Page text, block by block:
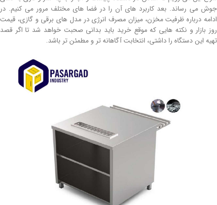
جوش می رساند. بعد کاربرد های آن را در فضا های مختلف مرور می کنیم. در
ادامه درباره ظرفیت مخزن، میزان مصرف انرژی در مدل های برقی و گازی، قیمت
روز بازار و نکته هایی که موقع خرید باید بدانی صحبت خواهد شد تا اگر قصد
تهیه این دستگاه را داشتی، انتخابت آگاهانه تر و مطمئن تر باشد.